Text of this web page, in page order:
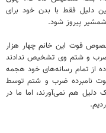
دلیل فقط با بدن خود برای
پیروز شود.
فوت این خانم چهار هزار
ضرب و شتم وی تشخیص ندادند
از تمام رسانه‌های خود هجمه
فوت نامبرده ضرب و شتم توسط
هم نمی‌آورند، اما ما در